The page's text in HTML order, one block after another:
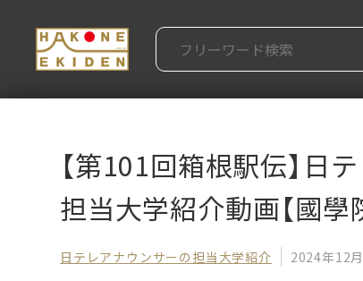
【第101回箱根駅伝】日
担当大学紹介動画【國學
日テレアナウンサーの担当大学紹介 2024年12